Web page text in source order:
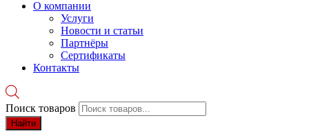
О компании
Услуги
Новости и статьи
Партнёры
Сертификаты
Контакты
Поиск товаров
Найти